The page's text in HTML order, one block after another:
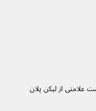
علامتی از لیکن پلان